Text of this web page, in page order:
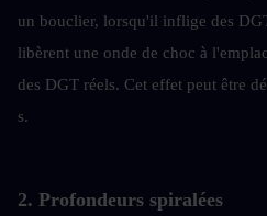
un bouclier, lorsqu'il inflige des
libèrent une onde de choc à
des DGT réels. Cet effet peut être
s.
2. Profondeurs spiralées